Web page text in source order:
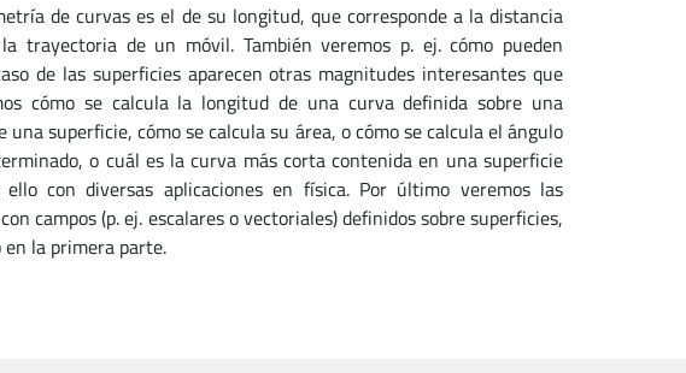
de curvas es el de su longitud, que corresponde a la distancia
trayectoria de un móvil. También veremos p. ej. cómo pueden
de las superficies aparecen otras magnitudes interesantes que
cómo se calcula la longitud de una curva definida sobre una
superficie, cómo se calcula su área, o cómo se calcula el ángulo
o cuál es la curva más corta contenida en una superficie
con diversas aplicaciones en física. Por último veremos las
campos (p. ej. escalares o vectoriales) definidos sobre superficies,
en la primera parte.